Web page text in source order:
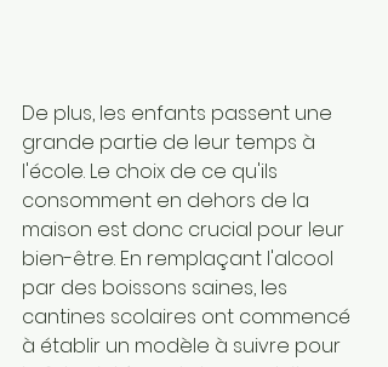
De plus, les enfants passent une
grande partie de leur temps à
l'école. Le choix de ce qu'ils
consomment en dehors de la
maison est donc crucial pour leur
bien-être. En remplaçant l'alcool
par des boissons saines, les
cantines scolaires ont commencé
à établir un modèle à suivre pour